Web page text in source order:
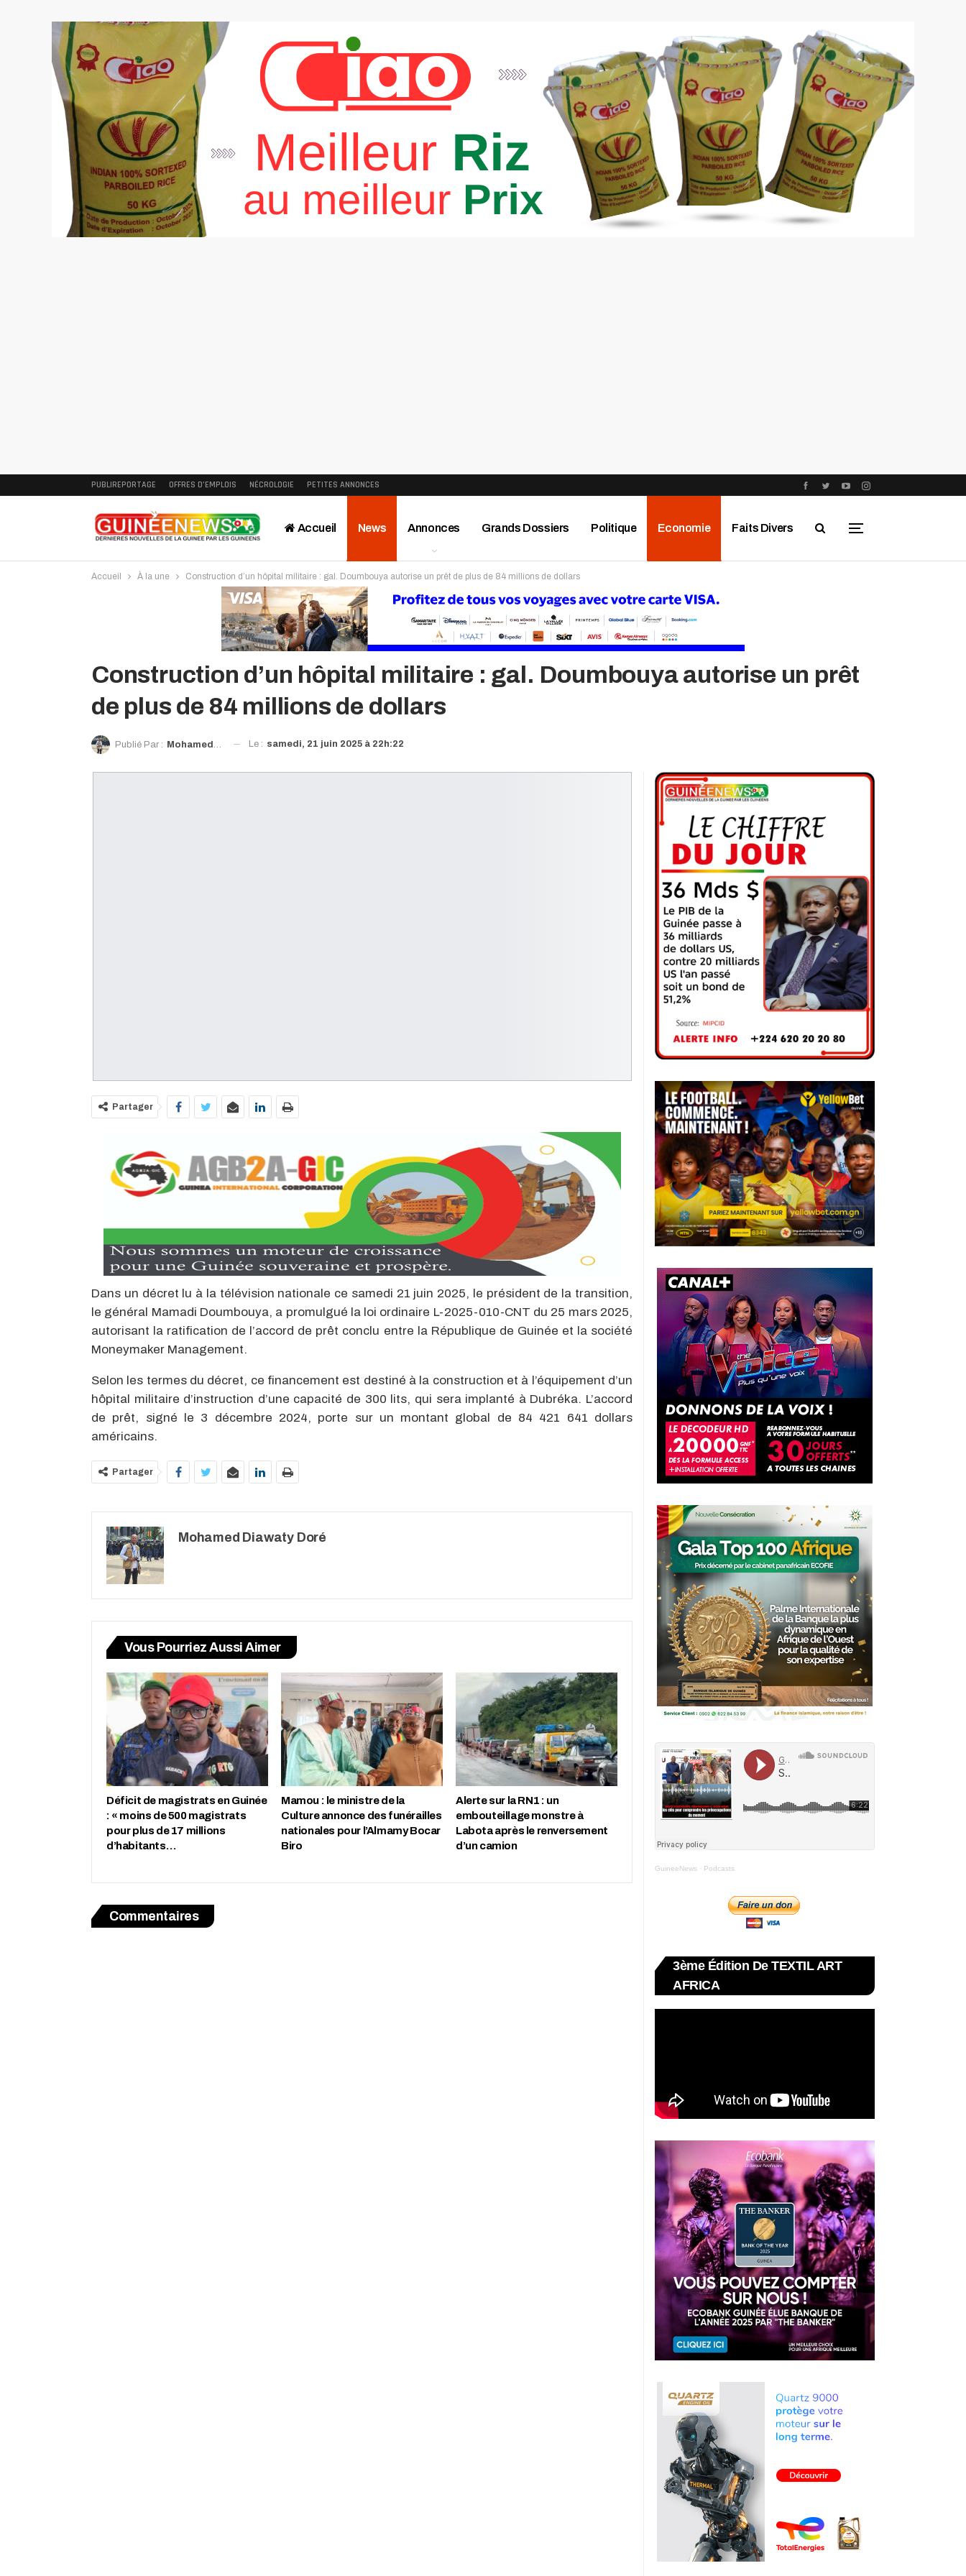
PUBLIREPORTAGE OFFRES D’EMPLOIS NÉCROLOGIE PETITES ANNONCES
Accueil News Annonces Grands Dossiers Politique Economie Faits Divers
Interviews Publireportage Région
Accueil À la une Construction d’un hôpital militaire : gal. Doumbouya autorise un prêt de plus de 84 millions de dollars
Construction d’un hôpital militaire : gal. Doumbouya autorise un prêt
de plus de 84 millions de dollars
Publié Par : Mohamed Diawaty Doré Le : samedi, 21 juin 2025 à 22h:22
Partager
Dans un décret lu à la télévision nationale ce samedi 21 juin 2025, le président de la transition,
le général Mamadi Doumbouya, a promulgué la loi ordinaire L-2025-010-CNT du 25 mars 2025,
autorisant la ratification de l’accord de prêt conclu entre la République de Guinée et la société
Moneymaker Management.
Selon les termes du décret, ce financement est destiné à la construction et à l’équipement d’un
hôpital militaire d’instruction d’une capacité de 300 lits, qui sera implanté à Dubréka. L’accord
de prêt, signé le 3 décembre 2024, porte sur un montant global de 84 421 641 dollars
américains.
Partager
Mohamed Diawaty Doré
Vous Pourriez Aussi Aimer
Déficit de magistrats en Guinée
: « moins de 500 magistrats
pour plus de 17 millions
d’habitants…
Mamou : le ministre de la
Culture annonce des funérailles
nationales pour l’Almamy Bocar
Biro
Alerte sur la RN1 : un
embouteillage monstre à
Labota après le renversement
d’un camion
Commentaires
GuineeNews · Podcasts
3ème Édition De TEXTIL ART
AFRICA